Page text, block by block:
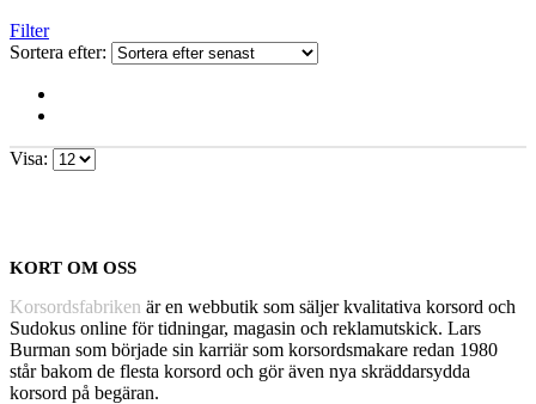
Filter
Sortera efter:
Visa:
KORT OM OSS
Korsordsfabriken är en webbutik som säljer kvalitativa korsord och
Sudokus online för tidningar, magasin och reklamutskick. Lars
Burman som började sin karriär som korsordsmakare redan 1980
står bakom de flesta korsord och gör även nya skräddarsydda
korsord på begäran.